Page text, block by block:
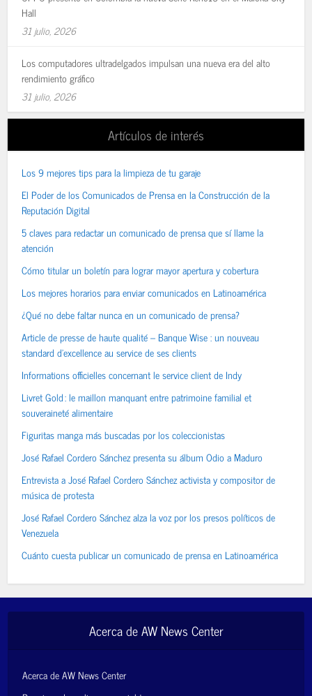
Hall
31 julio, 2026
Los computadores ultradelgados impulsan una nueva era del alto
rendimiento gráfico
31 julio, 2026
Artículos de interés
Los 9 mejores tips para la limpieza de tu garaje
El Poder de los Comunicados de Prensa en la Construcción de la
Reputación Digital
5 claves para redactar un comunicado de prensa que sí llame la
atención
Cómo titular un boletín para lograr mayor apertura y cobertura
Los mejores horarios para enviar comunicados en Latinoamérica
¿Qué no debe faltar nunca en un comunicado de prensa?
Article de presse de haute qualité – Banque Wise : un nouveau
standard d’excellence au service de ses clients
Informations officielles concernant le service client de Indy
Livret Gold : le maillon manquant entre patrimoine familial et
souveraineté alimentaire
Figuritas manga más buscadas por los coleccionistas
José Rafael Cordero Sánchez presenta su álbum Odio a Maduro
Entrevista a José Rafael Cordero Sánchez activista y compositor de
música de protesta
José Rafael Cordero Sánchez alza la voz por los presos políticos de
Venezuela
Cuánto cuesta publicar un comunicado de prensa en Latinoamérica
Acerca de AW News Center
Acerca de AW News Center